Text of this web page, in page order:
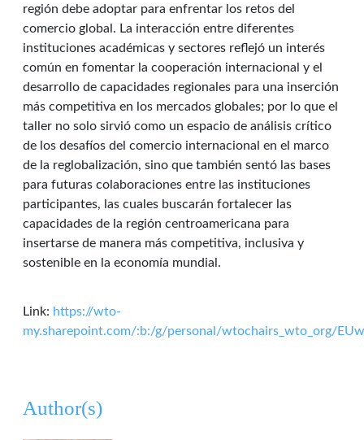
región debe adoptar para enfrentar los retos del
comercio global. La interacción entre diferentes
instituciones académicas y sectores reflejó un interés
común en fomentar la cooperación internacional y el
desarrollo de capacidades regionales para una inserción
más competitiva en los mercados globales; por lo que el
taller no solo sirvió como un espacio de análisis crítico
de los desafíos del comercio internacional en el marco
de la reglobalización, sino que también sentó las bases
para futuras colaboraciones entre las instituciones
participantes, las cuales buscarán fortalecer las
capacidades de la región centroamericana para
insertarse de manera más competitiva, inclusiva y
sostenible en la economía mundial.
Link: https://wto-
my.sharepoint.com/:b:/g/personal/wtochairs_wto_org/
Author(s)